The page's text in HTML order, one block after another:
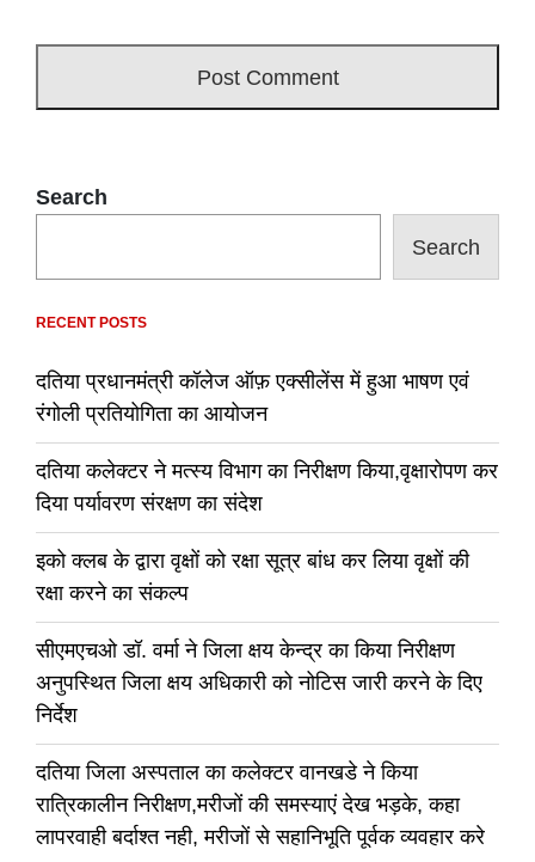
Search
Search
RECENT POSTS
दतिया प्रधानमंत्री कॉलेज ऑफ़ एक्सीलेंस में हुआ भाषण एवं
रंगोली प्रतियोगिता का आयोजन
दतिया कलेक्टर ने मत्स्य विभाग का निरीक्षण किया,वृक्षारोपण कर
दिया पर्यावरण संरक्षण का संदेश
इको क्लब के द्वारा वृक्षों को रक्षा सूत्र बांध कर लिया वृक्षों की
रक्षा करने का संकल्प
सीएमएचओ डॉ. वर्मा ने जिला क्षय केन्द्र का किया निरीक्षण
अनुपस्थित जिला क्षय अधिकारी को नोटिस जारी करने के दिए
निर्देश
दतिया जिला अस्पताल का कलेक्टर वानखडे ने किया
रात्रिकालीन निरीक्षण,मरीजों की समस्याएं देख भड़के, कहा
लापरवाही बर्दाश्त नही, मरीजों से सहानिभूति पूर्वक व्यवहार करे